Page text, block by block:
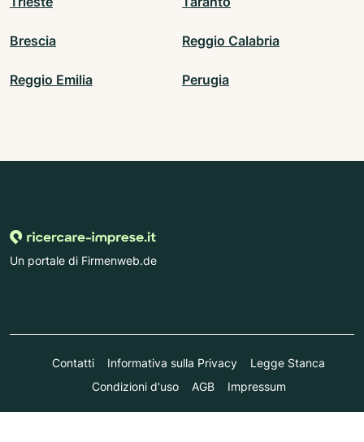
Brescia Reggio Calabria
Reggio Emilia Perugia
Un portale di Firmenweb.de
Contatti Informativa sulla Privacy
Legge Stanca
Condizioni d'uso
AGB Impressum